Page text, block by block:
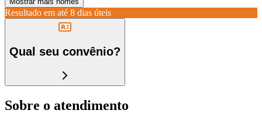
Resultado em até 8 dias úteis
Qual seu convênio?
Sobre o atendimento